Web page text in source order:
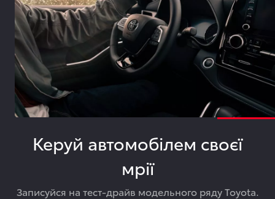
Керуй автомобілем своєї
мрії
Записуйся на тест-драйв модельного ряду Toyota.